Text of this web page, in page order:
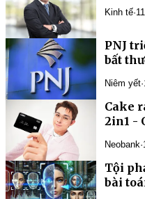
Kinh tế·
PNJ
bất
Niêm yết·
Cake
2in1 -
Neobank·
Tội
bài